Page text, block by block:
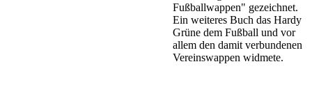
Fußballwappen" gezeichnet.
Ein weiteres Buch das Hardy
Grüne dem Fußball und vor
allem den damit verbundenen
Vereinswappen widmete.